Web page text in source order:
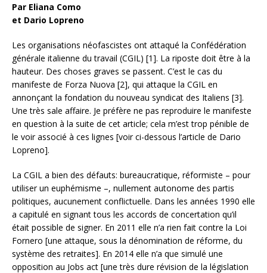
Par Eliana Como
et Dario Lopreno
Les organisations néofascistes ont attaqué la Confédération
générale italienne du travail (CGIL) [1]. La riposte doit être à la
hauteur. Des choses graves se passent. C’est le cas du
manifeste de Forza Nuova [2], qui attaque la CGIL en
annonçant la fondation du nouveau syndicat des Italiens [3].
Une très sale affaire. Je préfère ne pas reproduire le manifeste
en question à la suite de cet article; cela m’est trop pénible de
le voir associé à ces lignes [voir ci-dessous l’article de Dario
Lopreno].
La CGIL a bien des défauts: bureaucratique, réformiste – pour
utiliser un euphémisme –, nullement autonome des partis
politiques, aucunement conflictuelle. Dans les années 1990 elle
a capitulé en signant tous les accords de concertation qu’il
était possible de signer. En 2011 elle n’a rien fait contre la Loi
Fornero [une attaque, sous la dénomination de réforme, du
système des retraites]. En 2014 elle n’a que simulé une
opposition au Jobs act [une très dure révision de la législation